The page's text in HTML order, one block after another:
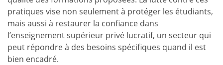
pratiques vise non seulement à protéger les étudiants,
mais aussi à restaurer la confiance dans
l’enseignement supérieur privé lucratif, un secteur qui
peut répondre à des besoins spécifiques quand il est
bien encadré.